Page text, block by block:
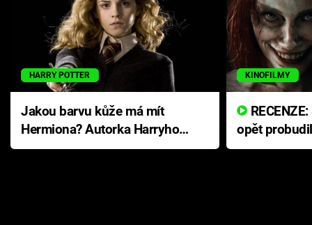
HARRY POTTER
Jakou barvu kůže má mít
Hermiona? Autorka Harryho
Pottera přišla s ráznou
KINOFILMY
opět
přichází s